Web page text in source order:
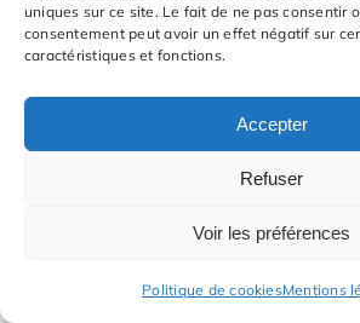
uniques sur ce site. Le fait de ne pas consentir
consentement peut avoir un effet négatif sur
caractéristiques et fonctions.
Accepter
Refuser
Voir les préférences
Politique de cookiesMentions